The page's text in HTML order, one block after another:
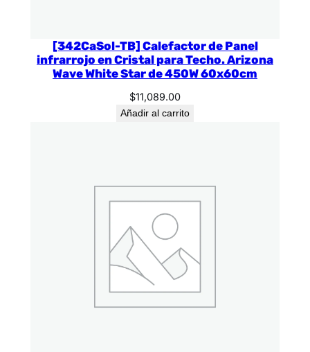
[342CaSol-TB] Calefactor de Panel
infrarrojo en Cristal para Techo. Arizona
Wave White Star de 450W 60x60cm
$11,089.00
Añadir al carrito